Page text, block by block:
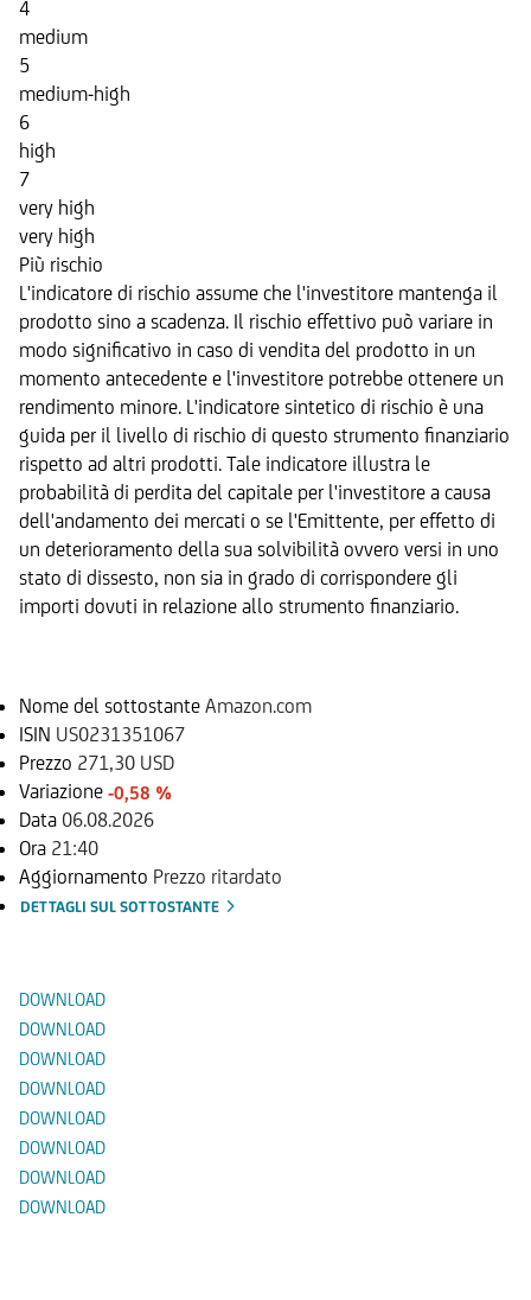
4
medium
5
medium-high
6
high
7
very high
very high
Più rischio
L'indicatore di rischio assume che l'investitore mantenga il
prodotto sino a scadenza. Il rischio effettivo può variare in
modo significativo in caso di vendita del prodotto in un
momento antecedente e l'investitore potrebbe ottenere un
rendimento minore. L'indicatore sintetico di rischio è una
guida per il livello di rischio di questo strumento finanziario
rispetto ad altri prodotti. Tale indicatore illustra le
probabilità di perdita del capitale per l'investitore a causa
dell'andamento dei mercati o se l'Emittente, per effetto di
un deterioramento della sua solvibilità ovvero versi in uno
stato di dissesto, non sia in grado di corrispondere gli
importi dovuti in relazione allo strumento finanziario.
Nome del sottostante Amazon.com
ISIN US0231351067
Prezzo 271,30 USD
Variazione -0,58 %
Data 06.08.2026
Ora 21:40
Aggiornamento Prezzo ritardato
DETTAGLI SUL SOTTOSTANTE
DOWNLOAD
DOWNLOAD
DOWNLOAD
DOWNLOAD
DOWNLOAD
DOWNLOAD
DOWNLOAD
DOWNLOAD